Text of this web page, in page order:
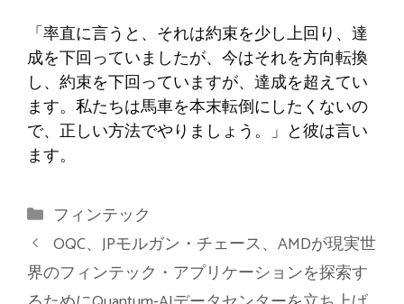
「率直に言うと、それは約束を少し上回り、達
成を下回っていましたが、今はそれを方向転換
し、約束を下回っていますが、達成を超えてい
ます。私たちは馬車を本末転倒にしたくないの
で、正しい方法でやりましょう。」と彼は言い
ます。
カ
テ
ゴ
リ
フィンテック
OQC、JPモルガン・チェース、AMDが現実世
界のフィンテック・アプリケーションを探索す